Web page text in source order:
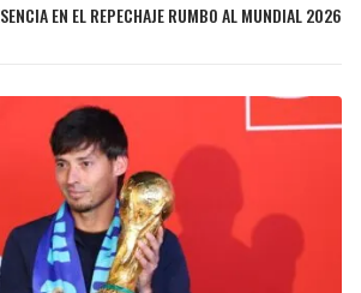
EN EL REPECHAJE RUMBO AL MUNDIAL 2026